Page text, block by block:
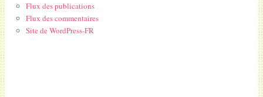
Flux des publications
Flux des commentaires
Site de WordPress-FR